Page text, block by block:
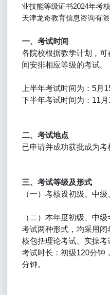
业技能等级证书2024年考
天津龙奇教育信息咨询有限
一、考试时间
各院校根据教学计划，
间安排相应等级的考试。
上半年考试时间为：5月
下半年考试时间为：11
二、考试地点
已申请并成功获批成为考
三、考试等级及形式
（一）考核设初级、中
（二）本年度初级、中
考试两种形式，均采用
核包括理论考试、实操考
考试时长：初级120分钟
分钟。